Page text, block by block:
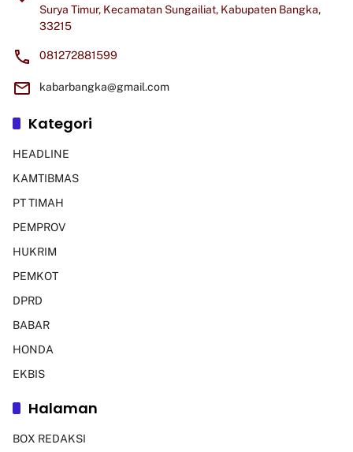
Surya Timur, Kecamatan Sungailiat, Kabupaten Bangka,
33215
081272881599
kabarbangka@gmail.com
Kategori
HEADLINE
KAMTIBMAS
PT TIMAH
PEMPROV
HUKRIM
PEMKOT
DPRD
BABAR
HONDA
EKBIS
Halaman
BOX REDAKSI